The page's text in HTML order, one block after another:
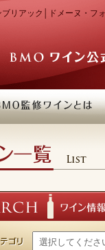
ブリアック│ドメーヌ・フ